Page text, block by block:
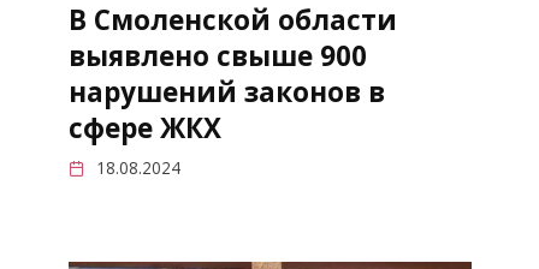
В Смоленской области
выявлено свыше 900
нарушений законов в
сфере ЖКХ
18.08.2024